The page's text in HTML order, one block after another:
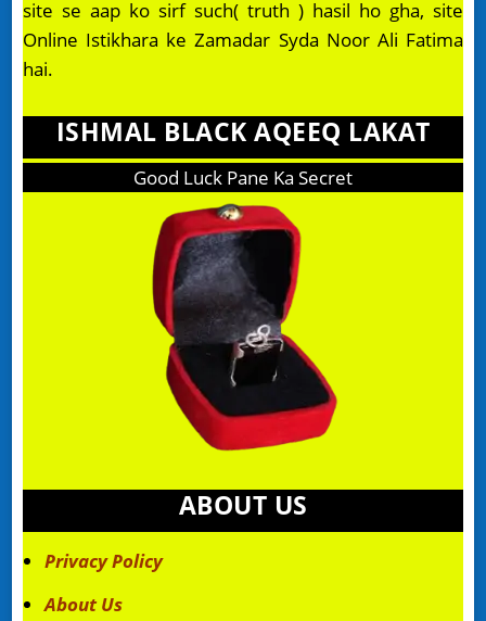
site se aap ko sirf such( truth ) hasil ho gha, site
Online Istikhara ke Zamadar Syda Noor Ali Fatima
hai.
ISHMAL BLACK AQEEQ LAKAT
Good Luck Pane Ka Secret
ABOUT US
Privacy Policy
About Us